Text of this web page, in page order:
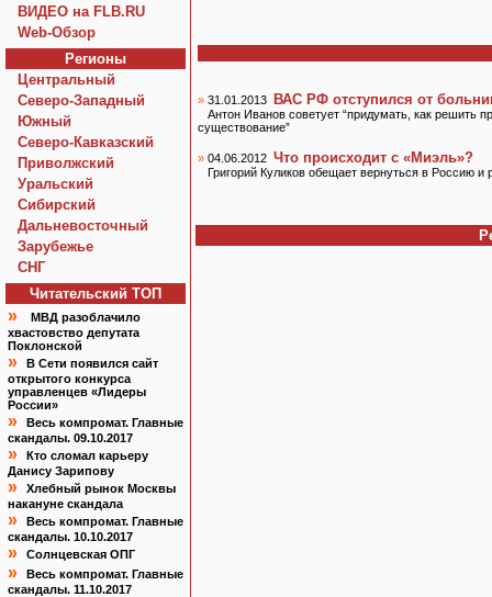
ВИДЕО на FLB.RU
Web-Обзор
Регионы
Центральный
Северо-Западный
Южный
Северо-Кавказский
Приволжский
Уральский
Сибирский
Дальневосточный
Зарубежье
СНГ
Читательский TOП
»
МВД разоблачило
хвастовство депутата
Поклонской
»
В Сети появился сайт
открытого конкурса
управленцев «Лидеры
России»
»
Весь компромат. Главные
скандалы. 09.10.2017
»
Кто сломал карьеру
Данису Зарипову
»
Хлебный рынок Москвы
накануне скандала
»
Весь компромат. Главные
скандалы. 10.10.2017
» Солнцевская ОПГ
»
Весь компромат. Главные
скандалы. 11.10.2017
» 31.01.2013 ВАС РФ отступился от
Антон Иванов советует “придумать, как решить
существование”
» 04.06.2012 Что происходит с «Миэль»?
Григорий Куликов обещает вернуться в Россию и